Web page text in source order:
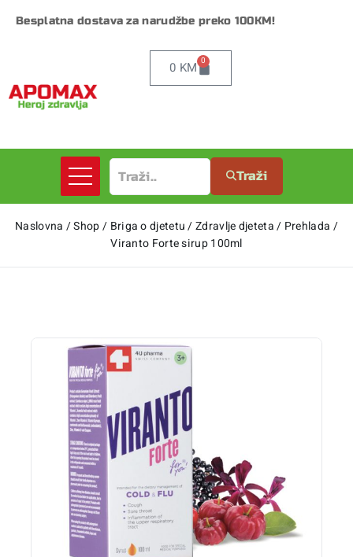
Besplatna dostava za narudžbe preko 100KM!
0 KM 0
Traži
Naslovna /Shop/ Briga o djetetu /Zdravlje djeteta / Prehlada /
Viranto Forte sirup 100ml